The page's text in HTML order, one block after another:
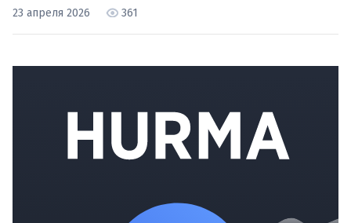
23 апреля 2026 361